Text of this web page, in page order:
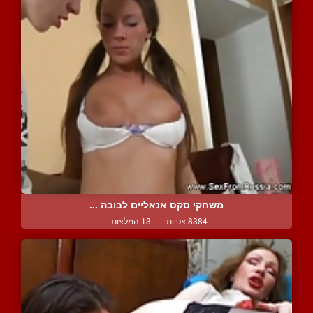
משחקי סקס אנאליים לבובה ...
8384 צפיות | 13 המלצות